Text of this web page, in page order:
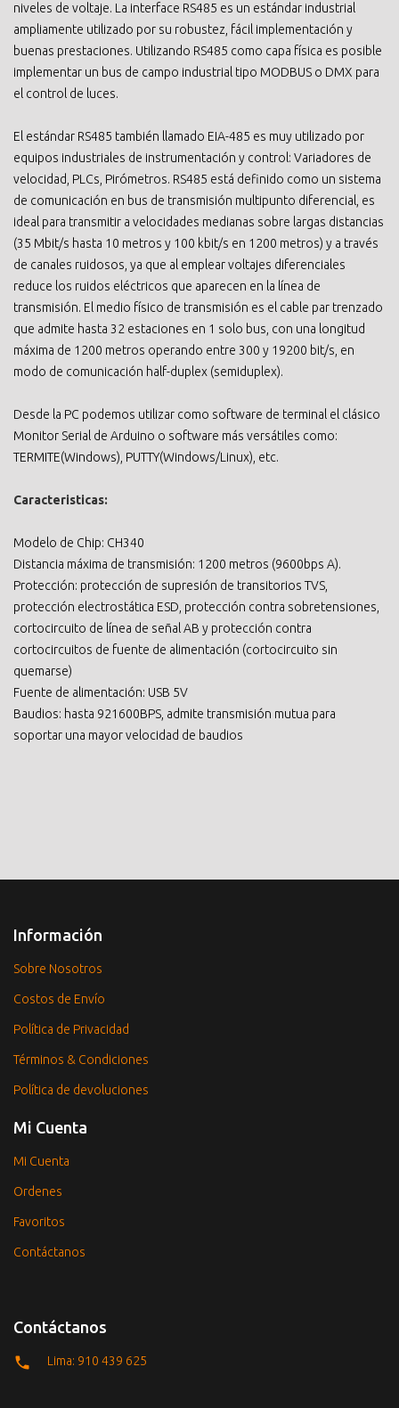
niveles de voltaje. La interface RS485 es un estándar industrial
ampliamente utilizado por su robustez, fácil implementación y
buenas prestaciones. Utilizando RS485 como capa física es posible
implementar un bus de campo industrial tipo MODBUS o DMX para
el control de luces.
El estándar RS485 también llamado EIA-485 es muy utilizado por
equipos industriales de instrumentación y control: Variadores de
velocidad, PLCs, Pirómetros. RS485 está definido como un sistema
de comunicación en bus de transmisión multipunto diferencial, es
ideal para transmitir a velocidades medianas sobre largas distancias
(35 Mbit/s hasta 10 metros y 100 kbit/s en 1200 metros) y a través
de canales ruidosos, ya que al emplear voltajes diferenciales
reduce los ruidos eléctricos que aparecen en la línea de
transmisión. El medio físico de transmisión es el cable par trenzado
que admite hasta 32 estaciones en 1 solo bus, con una longitud
máxima de 1200 metros operando entre 300 y 19200 bit/s, en
modo de comunicación half-duplex (semiduplex).
Desde la PC podemos utilizar como software de terminal el clásico
Monitor Serial de Arduino o software más versátiles como:
TERMITE(Windows), PUTTY(Windows/Linux), etc.
Caracteristicas:
Modelo de Chip: CH340
Distancia máxima de transmisión: 1200 metros (9600bps A).
Protección: protección de supresión de transitorios TVS,
protección electrostática ESD, protección contra sobretensiones,
cortocircuito de línea de señal AB y protección contra
cortocircuitos de fuente de alimentación (cortocircuito sin
quemarse)
Fuente de alimentación: USB 5V
Baudios: hasta 921600BPS, admite transmisión mutua para
soportar una mayor velocidad de baudios
Información
Sobre Nosotros
Costos de Envío
Política de Privacidad
Términos & Condiciones
Política de devoluciones
Mi Cuenta
Mi Cuenta
Ordenes
Favoritos
Contáctanos
Contáctanos
Lima: 910 439 625